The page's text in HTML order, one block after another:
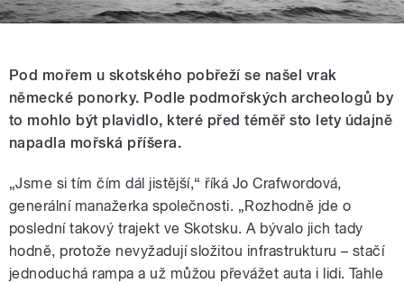
Pod mořem u skotského pobřeží se našel vrak
německé ponorky. Podle podmořských archeologů by
to mohlo být plavidlo, které před téměř sto lety údajně
napadla mořská příšera.
„Jsme si tím čím dál jistější,“ říká Jo Crafwordová,
generální manažerka společnosti. „Rozhodně jde o
poslední takový trajekt ve Skotsku. A bývalo jich tady
hodně, protože nevyžadují složitou infrastrukturu – stačí
jednoduchá rampa a už můžou převážet auta i lidi. Tahle